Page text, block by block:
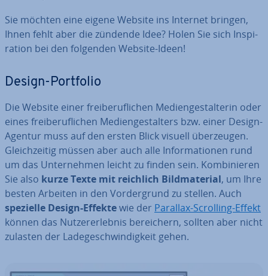
Sie möchten eine eigene Website ins Internet bringen,
Ihnen fehlt aber die zündende Idee? Holen Sie sich In­spi­
ra­ti­on bei den folgenden Website-Ideen!
Design-Portfolio
Die Website einer frei­be­ruf­li­chen Me­di­en­ge­stal­te­rin oder
eines frei­be­ruf­li­chen Me­di­en­ge­stal­ters bzw. einer Design-
Agentur muss auf den ersten Blick visuell über­zeu­gen.
Gleich­zei­tig müssen aber auch alle In­for­ma­tio­nen rund
um das Un­ter­neh­men leicht zu finden sein. Kom­bi­nie­ren
Sie also kurze Texte mit reichlich Bild­ma­te­ri­al, um Ihre
besten Arbeiten in den Vor­der­grund zu stellen. Auch
spezielle Design-Effektewie der Parallax-Scrolling-Effekt
können das Nut­zer­er­leb­nis be­rei­chern, sollten aber nicht
zulasten der La­de­ge­schwin­dig­keit gehen.